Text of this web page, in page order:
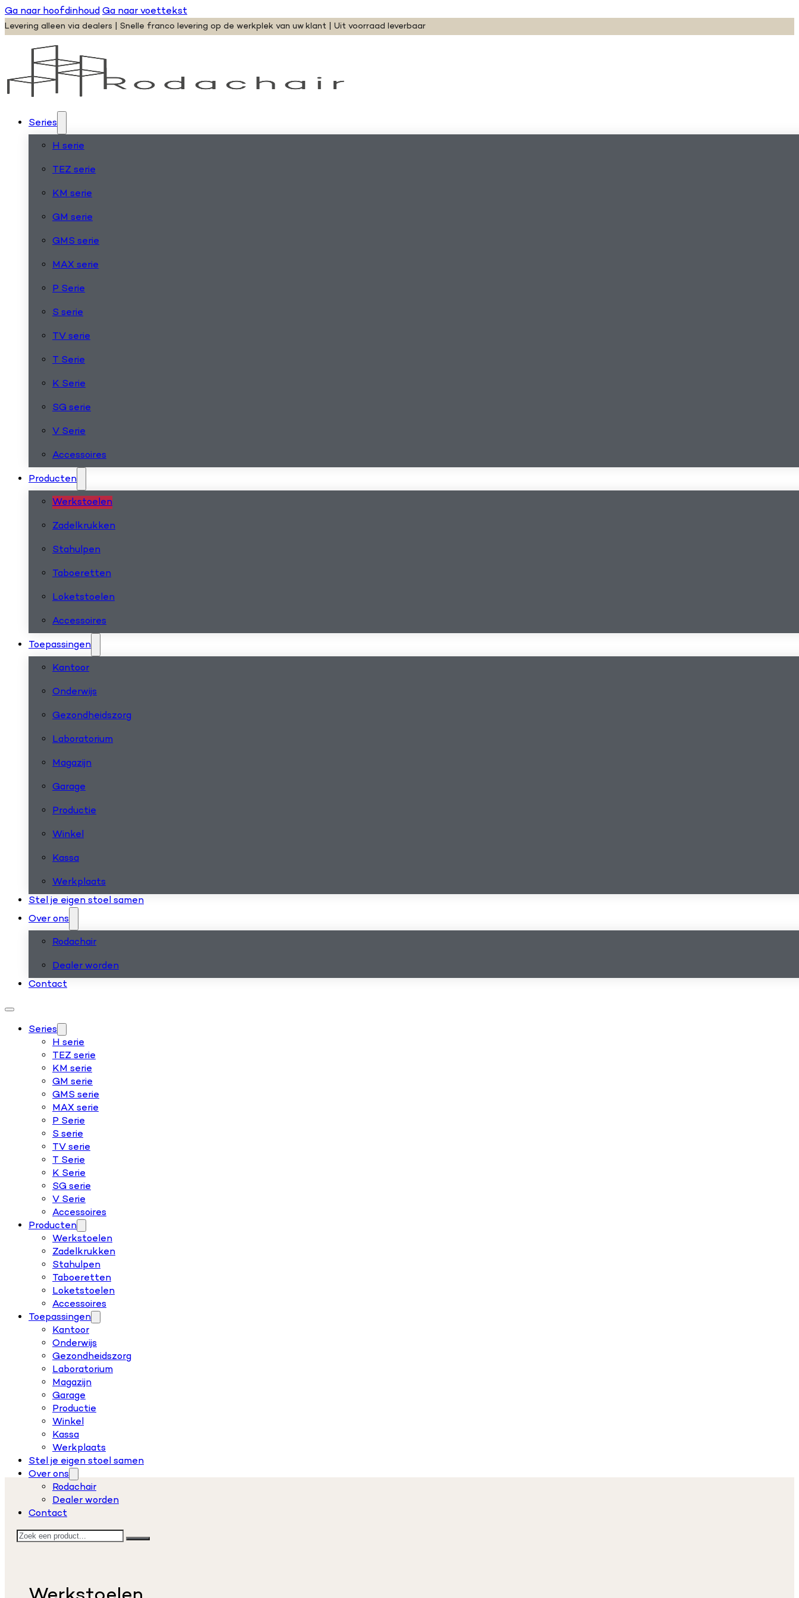
Ga naar hoofdinhoudGa naar voettekst
Levering alleen via dealers | Snelle franco levering op de werkplek van uw klant | Uit voorraad leverbaar
Series
H serie
TEZ serie
KM serie
GM serie
GMS serie
MAX serie
P Serie
S serie
TV serie
T Serie
K Serie
SG serie
V Serie
Accessoires
Producten
Werkstoelen
Zadelkrukken
Stahulpen
Taboeretten
Loketstoelen
Accessoires
Toepassingen
Kantoor
Onderwijs
Gezondheidszorg
Laboratorium
Magazijn
Garage
Productie
Winkel
Kassa
Werkplaats
Stel je eigen stoel samen
Over ons
Rodachair
Dealer worden
Contact
Series
H serie
TEZ serie
KM serie
GM serie
GMS serie
MAX serie
P Serie
S serie
TV serie
T Serie
K Serie
SG serie
V Serie
Accessoires
Producten
Werkstoelen
Zadelkrukken
Stahulpen
Taboeretten
Loketstoelen
Accessoires
Toepassingen
Kantoor
Onderwijs
Gezondheidszorg
Laboratorium
Magazijn
Garage
Productie
Winkel
Kassa
Werkplaats
Stel je eigen stoel samen
Over ons
Rodachair
Dealer worden
Contact
Zoeken